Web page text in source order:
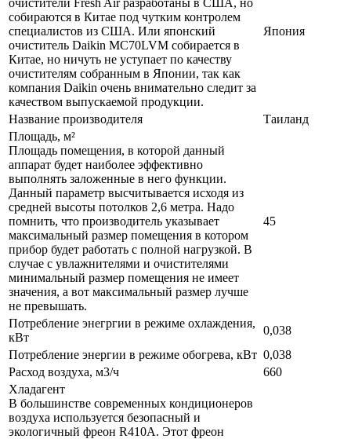
очистители Fresh Air разработаны в США, но
собираются в Китае под чутким контролем
специалистов из США. Или японский
очиститель Daikin MC70LVM собирается в
Китае, но ничуть не уступает по качеству
очистителям собранным в Японии, так как
компания Daikin очень внимательно следит за
качеством выпускаемой продукции.
Япония
Название производителя
Таиланд
Площадь, м²
Площадь помещения, в которой данный
аппарат будет наиболее эффективно
выполнять заложенные в него функции.
Данный параметр высчитывается исходя из
средней высоты потолков 2,6 метра. Надо
помнить, что производитель указывает
максимальный размер помещения в котором
прибор будет работать с полной нагрузкой. В
случае с увлажнителями и очистителями
минимальный размер помещения не имеет
значения, а вот максимальный размер лучше
не превышать.
45
Потребление энегргии в режиме охлаждения,
кВт
0,038
Потребление энергии в режиме обогрева, кВт 0,038
Расход воздуха, м3/ч
660
Хладагент
В большинстве современных кондиционеров
воздуха используется безопасный и
экологичный фреон R410A. Этот фреон